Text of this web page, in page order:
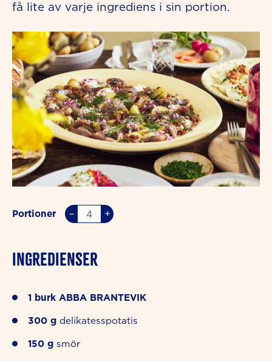
få lite av varje ingrediens i sin portion.
Portioner – +
INGREDIENSER
1 burk ABBA BRANTEVIK
300 g delikatesspotatis
150 g smör